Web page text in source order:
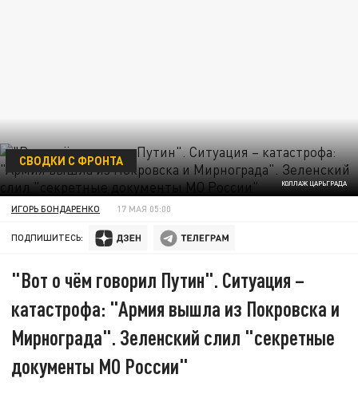
КОЛЛАЖ ЦАРЬГРАДА
СВОДКИ С ФРОНТА
ИГОРЬ БОНДАРЕНКО 17 МАЯ 05:00
ПОДПИШИТЕСЬ:
"Вот о чём говорил Путин". Ситуация –
катастрофа: "Армия вышла из Покровска и
Мирнограда". Зеленский слил "секретные
документы МО России"